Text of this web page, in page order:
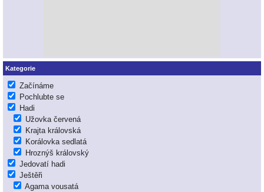
Kategorie
Začínáme
Pochlubte se
Hadi
Užovka červená
Krajta královská
Korálovka sedlatá
Hroznýš královský
Jedovatí hadi
Ještěři
Agama vousatá